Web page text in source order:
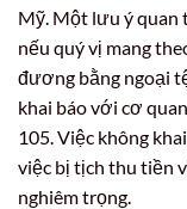
Mỹ. Một lưu ý quan
nếu quý vị mang
đương bằng ngoại
khai báo với cơ
105. Việc không
việc bị tịch thu tiền
nghiêm trọng.